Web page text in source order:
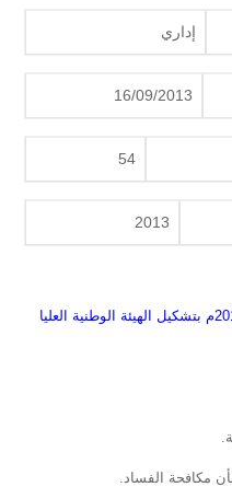
إداري
16/09/2013
54
2013
قرار رئيس الجمهورية رقم (54) لسنة 2013م بتشكيل الهيئة الوطنية العليا